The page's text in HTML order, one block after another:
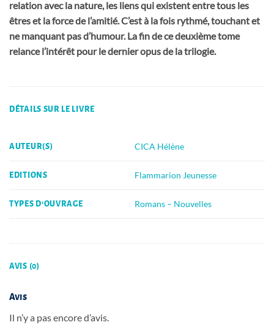
relation avec la nature, les liens qui existent entre tous les
êtres et la force de l’amitié. C’est à la fois rythmé, touchant et
ne manquant pas d’humour. La fin de ce deuxième tome
relance l’intérêt pour le dernier opus de la trilogie.
DÉTAILS SUR LE LIVRE
AUTEUR(S) CICA Hélène
EDITIONS Flammarion Jeunesse
TYPES D'OUVRAGE Romans – Nouvelles
AVIS (0)
Avis
Il n’y a pas encore d’avis.